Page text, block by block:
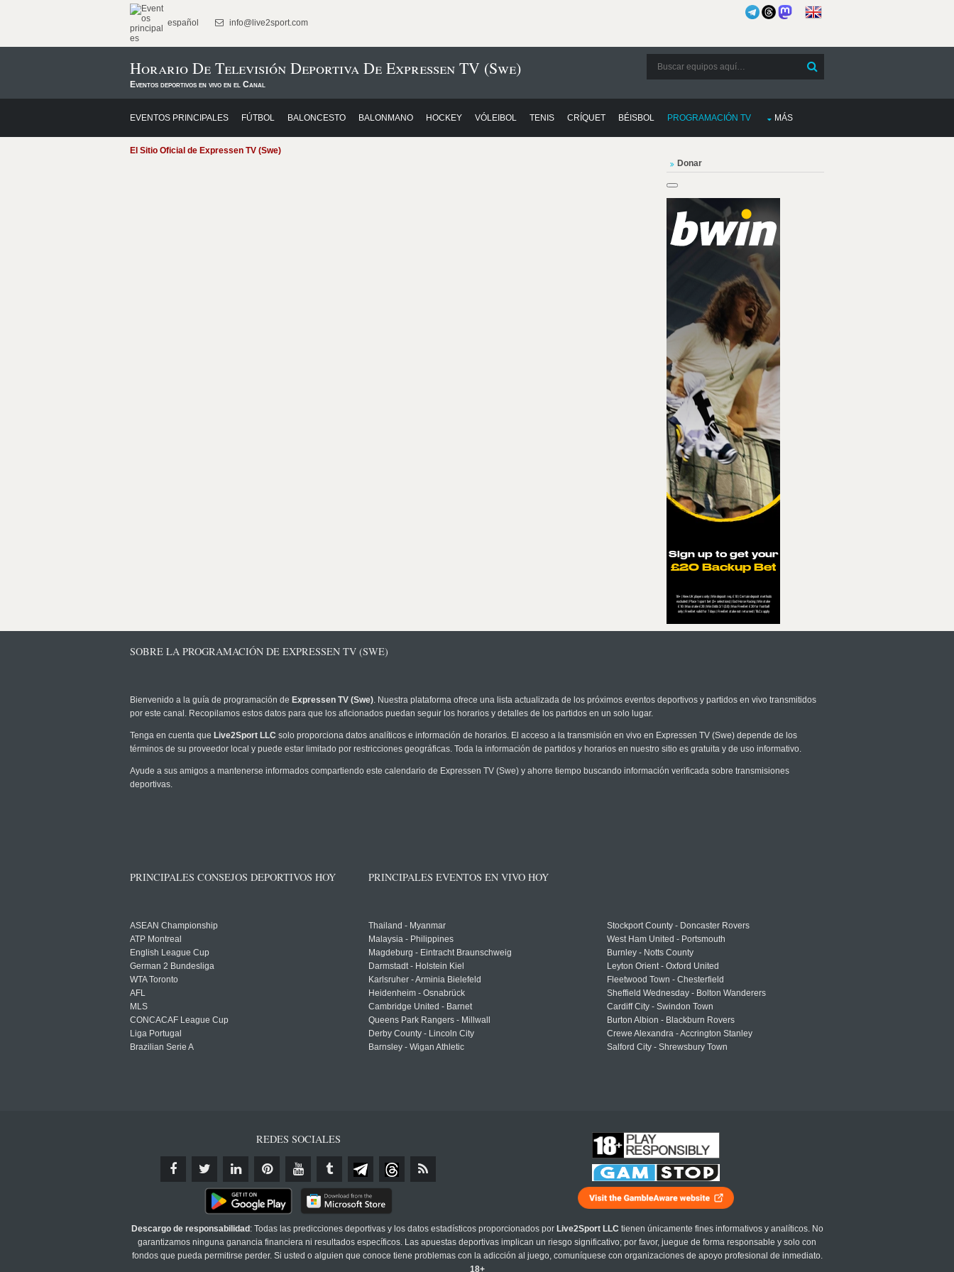
español info@live2sport.com
Horario De Televisión Deportiva De Expressen TV (Swe)
Eventos deportivos en vivo en el Canal
EVENTOS PRINCIPALES FÚTBOL BALONCESTO BALONMANO HOCKEY VÓLEIBOL TENIS CRÍQUET BÉISBOL PROGRAMACIÓN TV MÁS
El Sitio Oficial de Expressen TV (Swe)
Donar
SOBRE LA PROGRAMACIÓN DE EXPRESSEN TV (SWE)
Bienvenido a la guía de programación de Expressen TV (Swe). Nuestra plataforma ofrece una lista actualizada de los próximos eventos deportivos y partidos en vivo transmitidos
por este canal. Recopilamos estos datos para que los aficionados puedan seguir los horarios y detalles de los partidos en un solo lugar.
Tenga en cuenta que Live2Sport LLC solo proporciona datos analíticos e información de horarios. El acceso a la transmisión en vivo en Expressen TV (Swe) depende de los
términos de su proveedor local y puede estar limitado por restricciones geográficas. Toda la información de partidos y horarios en nuestro sitio es gratuita y de uso informativo.
Ayude a sus amigos a mantenerse informados compartiendo este calendario de Expressen TV (Swe) y ahorre tiempo buscando información verificada sobre transmisiones
deportivas.
PRINCIPALES CONSEJOS DEPORTIVOS HOY
ASEAN Championship
ATP Montreal
English League Cup
German 2 Bundesliga
WTA Toronto
AFL
MLS
CONCACAF League Cup
Liga Portugal
Brazilian Serie A
PRINCIPALES EVENTOS EN VIVO HOY
Thailand - Myanmar
Malaysia - Philippines
Magdeburg - Eintracht Braunschweig
Darmstadt - Holstein Kiel
Karlsruher - Arminia Bielefeld
Heidenheim - Osnabrück
Cambridge United - Barnet
Queens Park Rangers - Millwall
Derby County - Lincoln City
Barnsley - Wigan Athletic
Stockport County - Doncaster Rovers
West Ham United - Portsmouth
Burnley - Notts County
Leyton Orient - Oxford United
Fleetwood Town - Chesterfield
Sheffield Wednesday - Bolton Wanderers
Cardiff City - Swindon Town
Burton Albion - Blackburn Rovers
Crewe Alexandra - Accrington Stanley
Salford City - Shrewsbury Town
REDES SOCIALES
Descargo de responsabilidad : Todas las predicciones deportivas y los datos estadísticos proporcionados por Live2Sport LLC tienen únicamente fines informativos y analíticos. No
garantizamos ninguna ganancia financiera ni resultados específicos. Las apuestas deportivas implican un riesgo significativo; por favor, juegue de forma responsable y solo con
fondos que pueda permitirse perder. Si usted o alguien que conoce tiene problemas con la adicción al juego, comuníquese con organizaciones de apoyo profesional de inmediato.
18+